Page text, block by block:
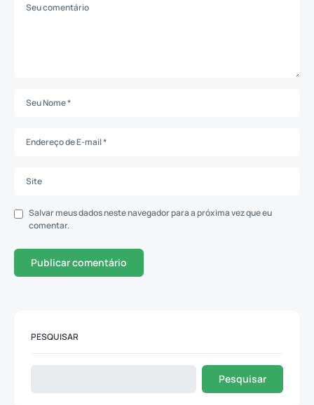
Salvar meus dados neste navegador para a próxima vez que eu
comentar.
PESQUISAR
Pesquisar